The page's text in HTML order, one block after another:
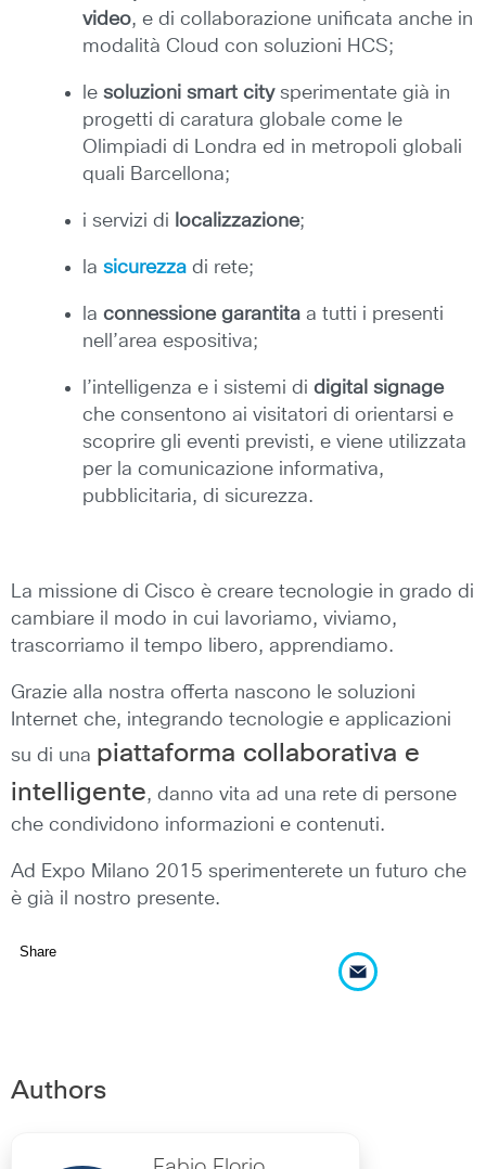
video, e di collaborazione unificata anche in
modalità Cloud con soluzioni HCS;
le soluzioni smart citysperimentate già in
progetti di caratura globale come le
Olimpiadi di Londra ed in metropoli globali
quali Barcellona;
i servizi di localizzazione;
la sicurezza di rete;
la connessione garantita a tutti i presenti
nell’area espositiva;
l’intelligenza e i sistemi di digital signage
che consentono ai visitatori di orientarsi e
scoprire gli eventi previsti, e viene utilizzata
per la comunicazione informativa,
pubblicitaria, di sicurezza.
La missione di Cisco è creare tecnologie in grado di
cambiare il modo in cui lavoriamo, viviamo,
trascorriamo il tempo libero, apprendiamo.
Grazie alla nostra offerta nascono le soluzioni
Internet che, integrando tecnologie e applicazioni
su di una piattaforma collaborativa e
intelligente, danno vita ad una rete di persone
che condividono informazioni e contenuti.
Ad Expo Milano 2015 sperimenterete un futuro che
è già il nostro presente.
Share
Authors